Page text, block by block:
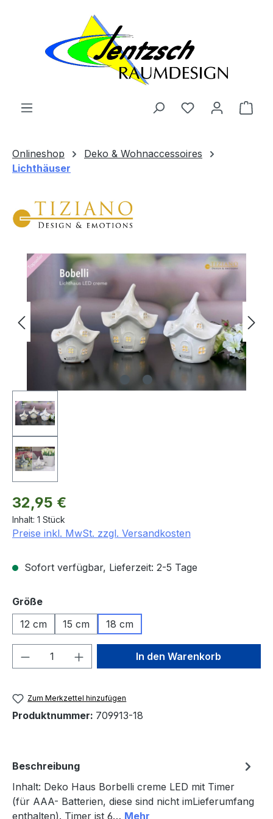
Zum Hauptinhalt springen
Onlineshop
Deko & Wohnaccessoires
Lichthäuser
Bildergalerie überspringen
Regulärer Preis:
32,95 €
Inhalt: 1 Stück
Preise inkl. MwSt. zzgl. Versandkosten
Sofort verfügbar, Lieferzeit: 2-5 Tage
Größeauswählen
12 cm
15 cm 18 cm
Produkt Anzahl: Gib denIn den Warenkorb
Zum Merkzettel hinzufügen
Produktnummer: 709913-18
Beschreibung
Inhalt: Deko Haus Borbelli creme LED mit Timer
(für AAA- Batterien, diese sind nicht imLieferumfang
enthalten). Timer ist 6… Mehr